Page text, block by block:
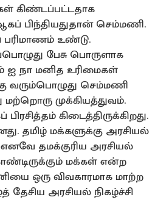
கிண்டப்பட்டதாக
பிந்தியதுதான் செம்மணி.
உண்டு.
பேசு பொருளாக
ஐ நா மனித உரிமைகள்
வரும்பொழுது செம்மணி
முக்கியத்துவம்.
கிடைத்திருக்கிறது.
தமிழ் மக்களுக்கு அரசியல்
தமக்குரிய அரசியல்
மக்கள் என்ற
ஒரு விவகாரமாக மாற்ற
அரசியல் நிகழ்ச்சி